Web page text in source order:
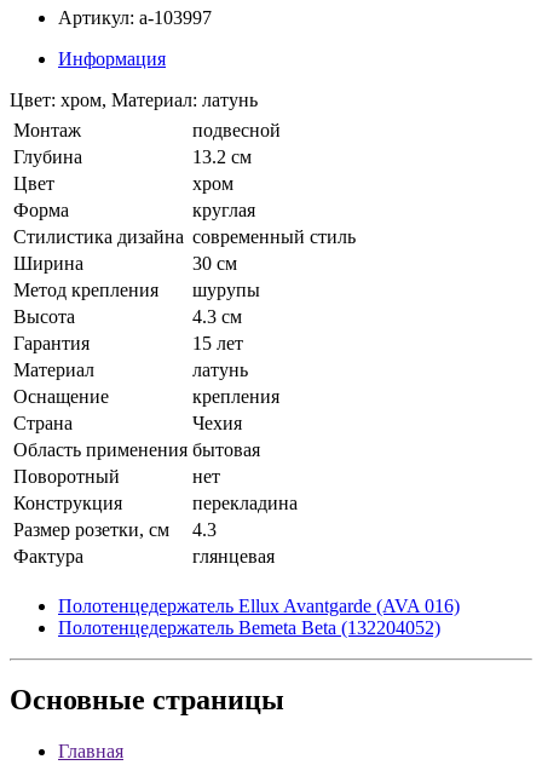
Артикул: a-103997
Информация
Цвет: хром, Материал: латунь
Монтаж
подвесной
Глубина
13.2 см
Цвет
хром
Форма
круглая
Стилистика дизайна современный стиль
Ширина
30 см
Метод крепления
шурупы
Высота
4.3 см
Гарантия
15 лет
Материал
латунь
Оснащение
крепления
Страна
Чехия
Область применения бытовая
Поворотный
нет
Конструкция
перекладина
Размер розетки, см
4.3
Фактура
глянцевая
Полотенцедержатель Ellux Avantgarde (AVA 016)
Полотенцедержатель Bemeta Beta (132204052)
Основные страницы
Главная